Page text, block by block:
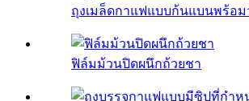
ถุงเมล็ดกาแฟแบบก้นแบนพร้อม
ฟิล์มม้วนปิดผนึกถ้วยชา